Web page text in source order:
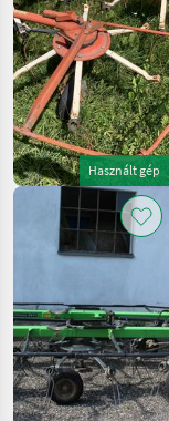
Használt gép